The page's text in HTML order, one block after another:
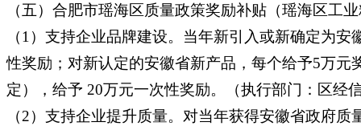
（五）合肥市瑶海区质量政策奖励补贴（瑶海区工
（1）支持企业品牌建设。当年新引入或新确定为
性奖励；对新认定的安徽省新产品，每个给予5万
定），给予 20万元一次性奖励。（执行部门：区经
（2）支持企业提升质量。对当年获得安徽省政府